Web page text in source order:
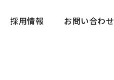
採用情報
お問い合わせ